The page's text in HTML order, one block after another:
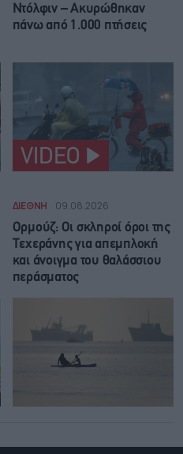
Ντόλφιν – Ακυρώθηκαν
πάνω από 1.000 πτήσεις
VIDEO
ΔΙΕΘΝΗ 09.08.2026
Ορμούζ: Οι σκληροί όροι της
Τεχεράνης για απεμπλοκή
και άνοιγμα του θαλάσσιου
περάσματος